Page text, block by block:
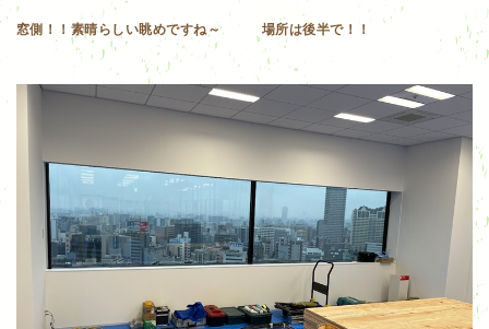
窓側！！素晴らしい眺めですね～ 場所は後半で！！